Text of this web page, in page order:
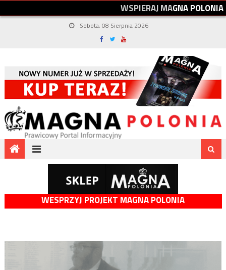
WSPIERAJMAGNAPOLONIA
Sobota, 08 Sierpnia 2026
WESPRZYJ PROJEKT MAGNA POLONIA